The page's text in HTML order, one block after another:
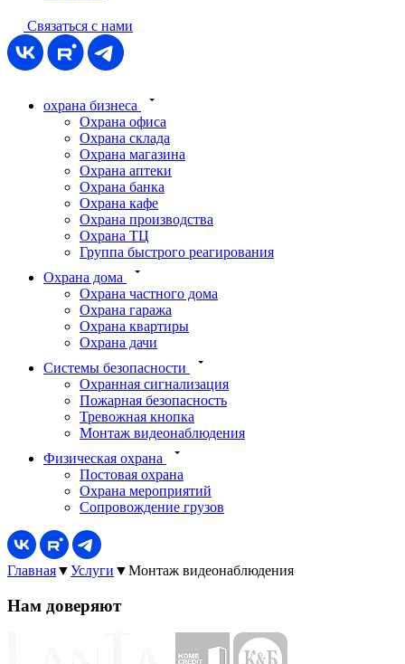
Связаться с нами
охрана бизнеса
Охрана офиса
Охрана склада
Охрана магазина
Охрана аптеки
Охрана банка
Охрана кафе
Охрана производства
Охрана ТЦ
Группа быстрого реагирования
Охрана дома
Охрана частного дома
Охрана гаража
Охрана квартиры
Охрана дачи
Системы безопасности
Охранная сигнализация
Пожарная безопасность
Тревожная кнопка
Монтаж видеонаблюдения
Физическая охрана
Постовая охрана
Охрана мероприятий
Сопровождение грузов
Главная▼Услуги ▼Монтаж видеонаблюдения
Нам доверяют